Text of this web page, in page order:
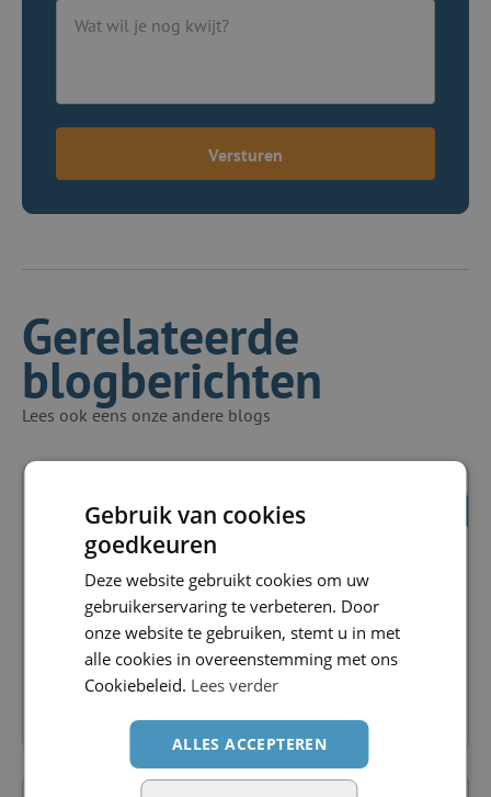
Versturen
Gerelateerde
blogberichten
Lees ook eens onze andere blogs
10 vragen die je moet stellen aan
een nieuwe backofficepartner
Je zoekt een nieuwe backofficepartner. Meestal begint
dat gesprek bij...
Gebruik van cookies
goedkeuren
Deze website gebruikt cookies om uw
gebruikerservaring te verbeteren. Door
onze website te gebruiken, stemt u in met
alle cookies in overeenstemming met ons
Cookiebeleid. Lees verder
ALLES ACCEPTEREN